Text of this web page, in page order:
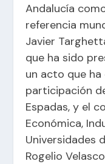
Andalucía
referencia
Javier
que ha sido
un acto que
participación
Espadas, y el
Económica,
Universidades
Rogelio